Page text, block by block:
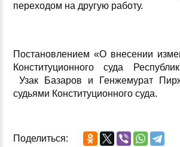
переходом на другую работу.
Постановлением «О внесении
Конституционного суда
Узак Базаров
и Генжемурат
судьями Конституционного суда.
Поделиться: